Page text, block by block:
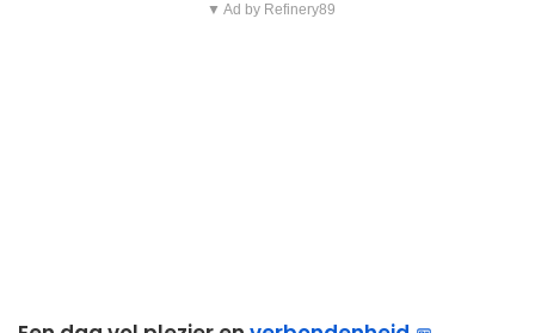
▼ Ad by Refinery89